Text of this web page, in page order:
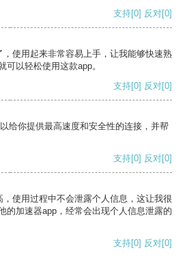
支持[0] 反对[0]
使用起来非常容易上手，让我能够快速熟
可以轻松使用这款app。
支持[0] 反对[0]
给你提供最高速度和安全性的连接，并帮
支持[0] 反对[0]
使用过程中不会泄露个人信息，这让我很
的加速器app，经常会出现个人信息泄露的
支持[0] 反对[0]